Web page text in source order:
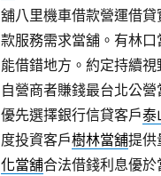
舖八里機車借款營運借
款服務需求當舖。有林
能借錯地方。約定持續
自營商者賺錢最台北公
優先選擇銀行信貸客戶泰
度投資客戶樹林當舖提供
化當舖合法借錢利息優